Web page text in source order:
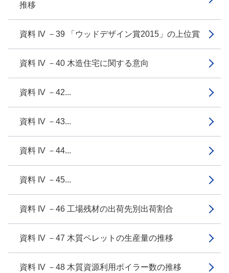
推移
資料 IV －39 「ウッドデザイン賞2015」の上位賞
資料 IV －40 木造住宅に関する意向
資料 IV －42...
資料 IV －43...
資料 IV －44...
資料 IV －45...
資料 IV －46 工場残材の出荷先別出荷割合
資料 IV －47 木質ペレットの生産量の推移
資料 IV －48 木質資源利用ボイラー数の推移